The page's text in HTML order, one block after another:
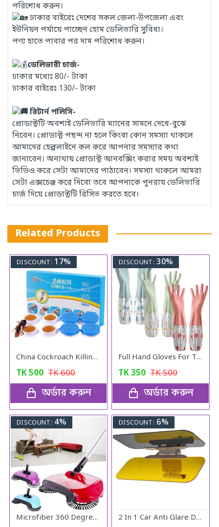
পরিশোধ করুন।
ঢাকার বাইরেঃ দেশের সকল জেলা-উপজেলা এবং
ইউনিয়ন পর্যায়ে পাচ্ছেন হোম ডেলিভারি সুবিধা।
পণ্য হাতে পাবার পর দাম পরিশোধ করুন।
ডেলিভারী চার্জ-
ঢাকার মধ্যেঃ 80/- টাকা
ঢাকার বাইরেঃ 130/- টাকা
রিটার্ন পলিসি-
প্রোডাক্টটি অবশ্যই ডেলিভারি ম্যানের সামনে দেখে-বুঝে
নিবেন। প্রোডাক্ট পছন্দ না হলে কিংবা কোন সমস্যা থাকলে
আমাদের হেল্পলাইনে কল করে আপনার সমস্যার কথা
জানাবেন। অন্যথায় প্রোডাক্ট আনবক্সিং করার সময় অবশ্যই
ভিডিও করে সেটা আমাদের পাঠাবেন। সমস্যা থাকলে আমরা
সেটা এক্সচেঞ্জ করে দিবো তবে আপনাকে পুনরায় ডেলিভারি
চার্জ দিয়ে প্রোডাক্টটি রিসিভ করতে হবে।
Related Products
DISCOUNT: 17%
China Cockroach Killing Catch
TK500 TK600
অর্ডার করুন
DISCOUNT: 30%
Full Hand Gloves For The Kitchen
TK350 TK500
অর্ডার করুন
DISCOUNT: 4%
Microfiber 360 Degree Regular Rotary/Spin Mop Floor Cleaning Mop
DISCOUNT: 6%
2 In 1 Car Anti Glare Day And Night Sun visor Mirrors